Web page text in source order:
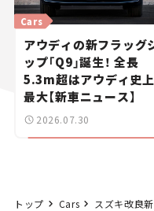
アウディの新フラッグ
ップ「Q9」誕生！ 全長
5.3m超はアウディ史上
最大【新車ニュース】
Cars
2026.07.30
トップ Cars スズキ改良新型「ハスラー」登場！ 個性派デザインに磨